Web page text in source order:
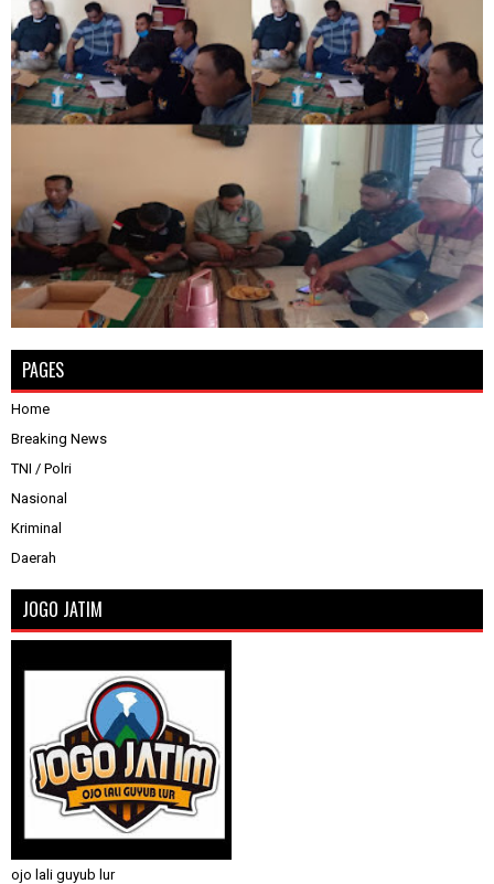
PAGES
Home
Breaking News
TNI / Polri
Nasional
Kriminal
Daerah
JOGO JATIM
ojo lali guyub lur